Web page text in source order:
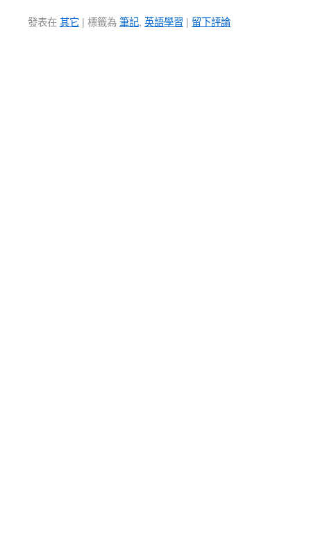
發表在其它 | 標籤為筆記, 英語學習 | 留下評論